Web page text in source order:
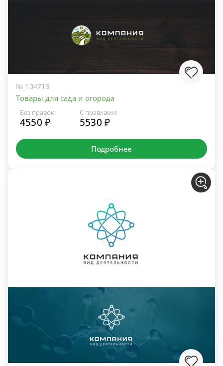
№ 104713
Товары для сада и огорода
Без правок:
4550 ₽
С правками:
5530 ₽
Подробнее